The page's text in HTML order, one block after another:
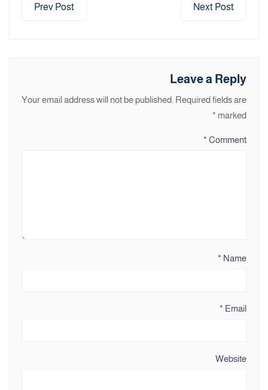
Prev Post Next Post
Leave a Reply
Your email address will not be published. Required fields are
marked
*
Comment
*
Name
*
Email
*
Website